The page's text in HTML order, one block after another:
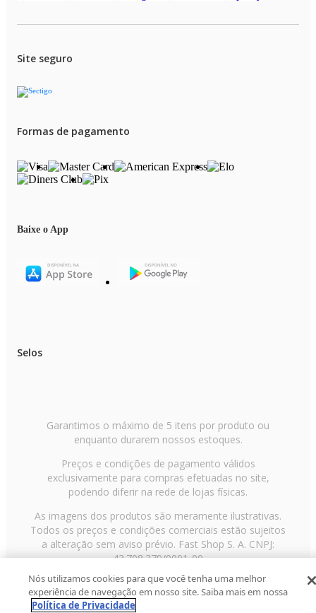
Site seguro
Formas de pagamento
Baixe o App
Selos
Garantimos o máximo de 5 itens por produto ou
enquanto durarem nossos estoques.
Preços e condições de pagamento válidos
exclusivamente para compras efetuadas no site,
podendo diferir na rede de lojas físicas.
As imagens dos produtos são meramente ilustrativas.
Todos os preços e condições comerciais estão sujeitos
a alteração sem aviso prévio. Fast Shop S. A. CNPJ:
43.708.379/0001-00
Avenida Zaki Narchi, nº 1650, sobreloja, Carandiru, São
Paulo/SP, CEP 02029-001, Telefone: 11 3003-3728 ©
Nós utilizamos cookies para que você tenha uma melhor
experiência de navegação em nosso site. Saiba mais em nossa
Política de Privacidade